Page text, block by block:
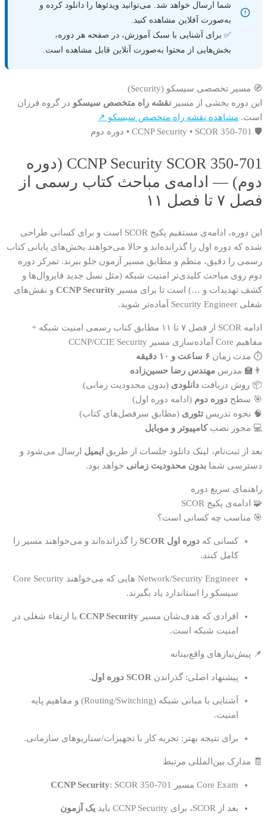
شما ارسال خواهد شد. می‌توانید ویدئوها را دانلود کرده و
به‌صورت آفلاین مشاهده کنید.
✅ برای آشنایی با سبک آموزش، در صفحه هر دوره،
بخش‌هایی از محتوا به‌صورت آنلاین قابل مشاهده است.
🧭 مسیر تخصصی سیسکو (Security)
این دوره بخشی از مسیر نقشه راه متخصص سیسکو در گروه فرزان
است. مشاهده نقشه راه متخصص سیسکو ↗
🛡️ CCNP Security • SCOR 350-701 • دوره دوم
CCNP Security SCOR 350-701 (دوره
دوم) — ادامه‌ی مباحث کتاب رسمی از
فصل ۷ تا فصل ۱۱
این دوره، ادامه‌ی مستقیم پکیج SCOR است و برای کسانی طراحی
شده که دوره اول را گذرانده‌اند و حالا می‌خواهند بخش‌های پایانی کتاب
رسمی را دقیق، منظم و مطابق مسیر آزمون جلو ببرند. تمرکز دوره
دوم روی مباحث کلیدی‌تر امنیت شبکه (مثل نسل جدید فایروال‌ها و
کشف تهدیدات و …) است تا برای مسیر CCNP Security و نقش‌های
شغلی Security Engineer آماده‌تر شوید.
ادامه SCOR از فصل ۷ تا ۱۱ مطابق کتاب رسمی
امنیت شبکه +
مفاهیم Core
آماده‌سازی مسیر CCNP/CCIE Security
⏱ مدت زمان ۶ ساعت و ۱۰ دقیقه
👨‍🏫 مدرس مهندس رضا حسین‌زاده
📦 روش دریافت دانلودی (بدون محدودیت زمانی)
🎯 سطح دوره دوم (ادامه دوره اول)
🧠 نحوه تدریس تئوری (مطابق سرفصل‌های کتاب)
💻 مجوز نصب کامپیوتر و موبایل
بعد از ثبت‌نام، لینک دانلود جلسات از طریق ایمیل ارسال می‌شود و
دسترسی شما بدون محدودیت زمانی خواهد بود.
راهنمای سریع دوره
🧩 ادامه‌ی پکیج SCOR
🎯 مناسب چه کسانی است؟
کسانی که دوره اول SCOR
را گذرانده‌اند و می‌خواهند مسیر را
کامل کنند.
Network/Security Engineer هایی که می‌خواهند Core Security
سیسکو را استاندارد یاد بگیرند.
افرادی که هدف‌شان مسیر CCNP Security یا ارتقاء شغلی در
امنیت شبکه است.
📌 پیش‌نیازهای واقع‌بینانه
پیشنهاد اصلی: گذراندن SCOR دوره اول .
آشنایی با مبانی شبکه (Routing/Switching) و مفاهیم پایه
امنیت.
برای نتیجه بهتر: تجربه کار با تجهیزات/سناریوهای سازمانی.
🧾 مدارک بین‌المللی مرتبط
Core Exam مسیر CCNP Security: SCOR 350-701
بعد از SCOR، برای CCNP Security باید
یک آزمون